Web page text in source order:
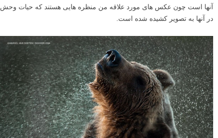
آنها است چون عکس های مورد علاقه من منظره هایی هستند که حیات وحش
در آنها به تصویر کشیده شده است.